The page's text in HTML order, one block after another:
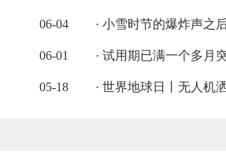
06-04
06-01
05-18
· 小雪时节的爆炸声之
· 试用期已满一个多月
· 世界地球日丨无人机